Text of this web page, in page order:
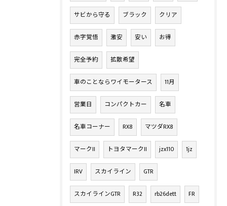
サビから守る ブラック クリア
赤字覚悟 激安 安い お得
完全予約 拡散希望
車のことならワイモータース 11月
営業日 コンパクトカー 名車
名車コーナー RX8 マツダRX8
マークII トヨタマークII jzx110 1jz
IRV スカイライン GTR
スカイラインGTR R32 rb26dett FR